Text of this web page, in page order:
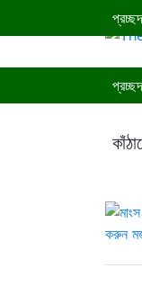
প্রচ্ছদ
প্রচ্ছদ